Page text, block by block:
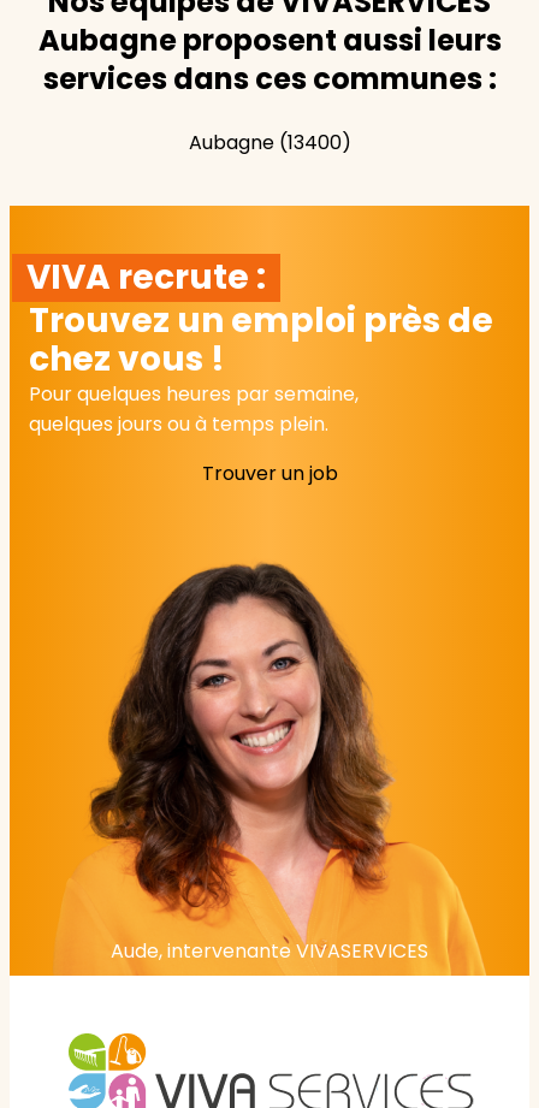
Aubagne proposent aussi leurs
services dans ces communes :
Aubagne (13400)
VIVA recrute :
Trouvez un emploi près de
chez vous !
Pour quelques heures par semaine,
quelques jours ou à temps plein.
Trouver un job
Aude, intervenante VIVASERVICES